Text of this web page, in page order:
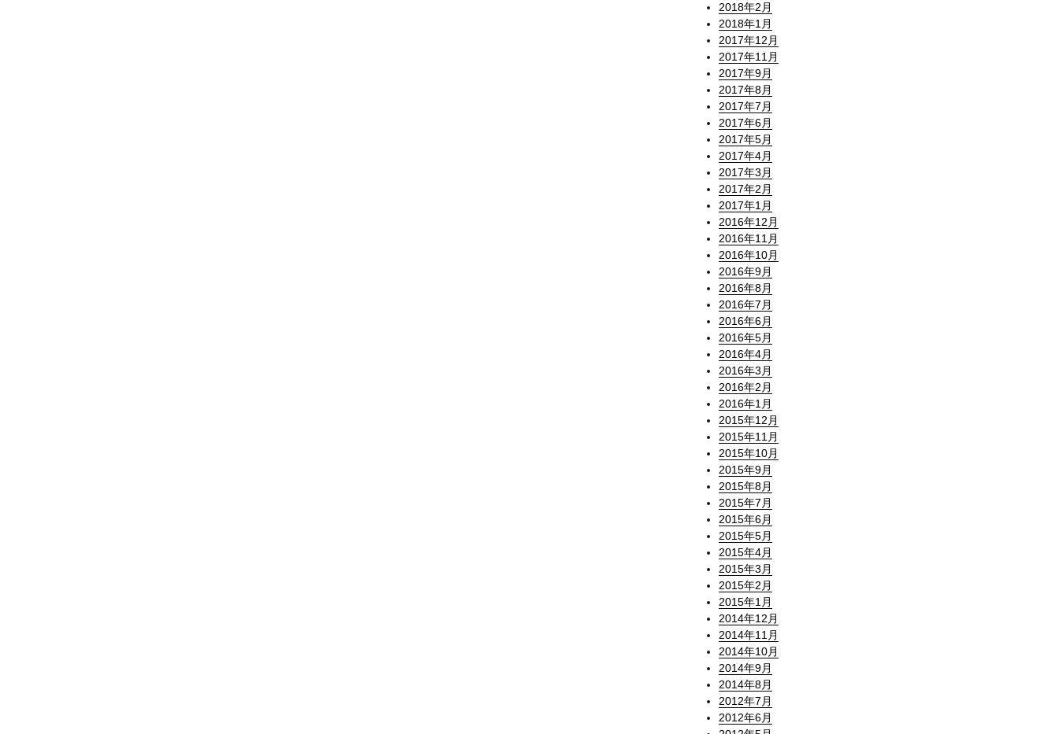
2018年2月
2018年1月
2017年12月
2017年11月
2017年9月
2017年8月
2017年7月
2017年6月
2017年5月
2017年4月
2017年3月
2017年2月
2017年1月
2016年12月
2016年11月
2016年10月
2016年9月
2016年8月
2016年7月
2016年6月
2016年5月
2016年4月
2016年3月
2016年2月
2016年1月
2015年12月
2015年11月
2015年10月
2015年9月
2015年8月
2015年7月
2015年6月
2015年5月
2015年4月
2015年3月
2015年2月
2015年1月
2014年12月
2014年11月
2014年10月
2014年9月
2014年8月
2012年7月
2012年6月